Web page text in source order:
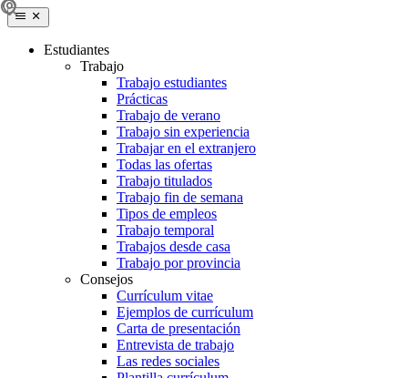
Estudiantes
Trabajo
Trabajo estudiantes
Prácticas
Trabajo de verano
Trabajo sin experiencia
Trabajar en el extranjero
Todas las ofertas
Trabajo titulados
Trabajo fin de semana
Tipos de empleos
Trabajo temporal
Trabajos desde casa
Trabajo por provincia
Consejos
Currículum vitae
Ejemplos de currículum
Carta de presentación
Entrevista de trabajo
Las redes sociales